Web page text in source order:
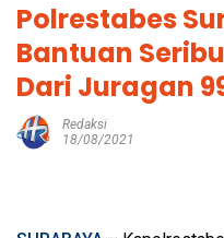
Polrestabes
Bantuan
Dari Juragan
Redaksi
18/08/2021